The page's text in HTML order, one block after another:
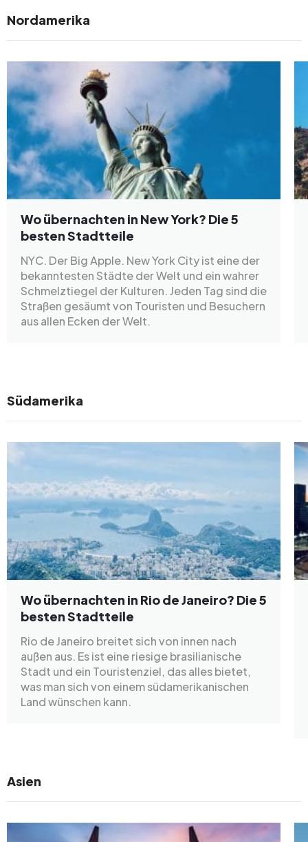
Nordamerika
Wo übernachten in New York? Die 5
besten Stadtteile
NYC. Der Big Apple. New York City ist eine der
bekanntesten Städte der Welt und ein wahrer
Schmelztiegel der Kulturen. Jeden Tag sind die
Straßen gesäumt von Touristen und Besuchern
aus allen Ecken der Welt.
Südamerika
Wo übernachten in Rio de Janeiro? Die 5
besten Stadtteile
Rio de Janeiro breitet sich von innen nach
außen aus. Es ist eine riesige brasilianische
Stadt und ein Touristenziel, das alles bietet,
was man sich von einem südamerikanischen
Land wünschen kann.
Asien